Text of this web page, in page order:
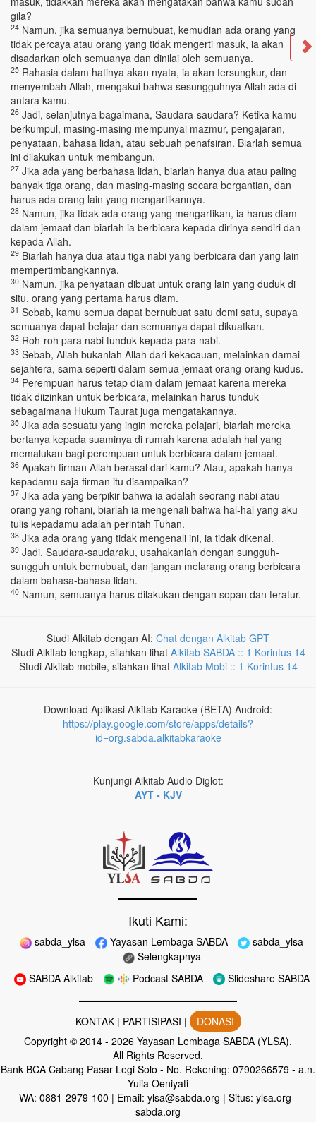
gila?
24 Namun, jika semuanya bernubuat, kemudian ada orang yang
tidak percaya atau orang yang tidak mengerti masuk, ia akan
disadarkan oleh semuanya dan dinilai oleh semuanya.
25 Rahasia dalam hatinya akan nyata, ia akan tersungkur, dan
menyembah Allah, mengakui bahwa sesungguhnya Allah ada di
antara kamu.
26 Jadi, selanjutnya bagaimana, Saudara-saudara? Ketika kamu
berkumpul, masing-masing mempunyai mazmur, pengajaran,
penyataan, bahasa lidah, atau sebuah penafsiran. Biarlah semua
ini dilakukan untuk membangun.
27 Jika ada yang berbahasa lidah, biarlah hanya dua atau paling
banyak tiga orang, dan masing-masing secara bergantian, dan
harus ada orang lain yang mengartikannya.
28 Namun, jika tidak ada orang yang mengartikan, ia harus diam
dalam jemaat dan biarlah ia berbicara kepada dirinya sendiri dan
kepada Allah.
29 Biarlah hanya dua atau tiga nabi yang berbicara dan yang lain
mempertimbangkannya.
30 Namun, jika penyataan dibuat untuk orang lain yang duduk di
situ, orang yang pertama harus diam.
31 Sebab, kamu semua dapat bernubuat satu demi satu, supaya
semuanya dapat belajar dan semuanya dapat dikuatkan.
32 Roh-roh para nabi tunduk kepada para nabi.
33 Sebab, Allah bukanlah Allah dari kekacauan, melainkan damai
sejahtera, sama seperti dalam semua jemaat orang-orang kudus.
34 Perempuan harus tetap diam dalam jemaat karena mereka
tidak diizinkan untuk berbicara, melainkan harus tunduk
sebagaimana Hukum Taurat juga mengatakannya.
35 Jika ada sesuatu yang ingin mereka pelajari, biarlah mereka
bertanya kepada suaminya di rumah karena adalah hal yang
memalukan bagi perempuan untuk berbicara dalam jemaat.
36 Apakah firman Allah berasal dari kamu? Atau, apakah hanya
kepadamu saja firman itu disampaikan?
37 Jika ada yang berpikir bahwa ia adalah seorang nabi atau
orang yang rohani, biarlah ia mengenali bahwa hal-hal yang aku
tulis kepadamu adalah perintah Tuhan.
38 Jika ada orang yang tidak mengenali ini, ia tidak dikenal.
39 Jadi, Saudara-saudaraku, usahakanlah dengan sungguh-
sungguh untuk bernubuat, dan jangan melarang orang berbicara
dalam bahasa-bahasa lidah.
40 Namun, semuanya harus dilakukan dengan sopan dan teratur.
Studi Alkitab dengan AI: Chat dengan Alkitab GPT
Studi Alkitab lengkap, silahkan lihat Alkitab SABDA :: 1 Korintus 14
Studi Alkitab mobile, silahkan lihat Alkitab Mobi :: 1 Korintus 14
Download Aplikasi Alkitab Karaoke (BETA) Android:
https://play.google.com/store/apps/details?
id=org.sabda.alkitabkaraoke
Kunjungi Alkitab Audio Diglot:
AYT - KJV
Ikuti Kami:
sabda_ylsa Yayasan Lembaga SABDA
sabda_ylsa
Selengkapnya
SABDA Alkitab
Podcast SABDA Slideshare SABDA
KONTAK| PARTISIPASI |
DONASI
Copyright © 2014 - 2026 Yayasan Lembaga SABDA (YLSA).
All Rights Reserved.
Bank BCA Cabang Pasar Legi Solo - No. Rekening: 0790266579 - a.n.
Yulia Oeniyati
WA: 0881-2979-100 | Email: ylsa@sabda.org | Situs: ylsa.org -
sabda.org